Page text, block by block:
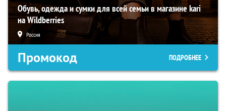
Обувь, одежда и сумки для всей семьи в магазине kari
на Wildberries
Россия
Промокод ПОДРОБНЕЕ